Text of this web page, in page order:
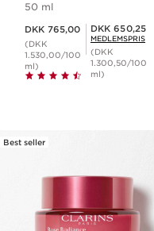
50 ml
DKK 765,00
(DKK
1.530,00/100
ml)
Medlemspris DKK 650,25
DKK 650,25
MEDLEMSPRIS
(DKK
1.300,50/100
ml)
Best seller